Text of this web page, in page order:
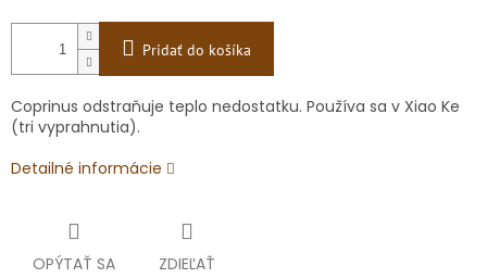
Pridať do košíka
Coprinus odstraňuje teplo nedostatku. Používa sa v Xiao Ke
(tri vyprahnutia).
Detailné informácie
OPÝTAŤ SA ZDIEĽAŤ